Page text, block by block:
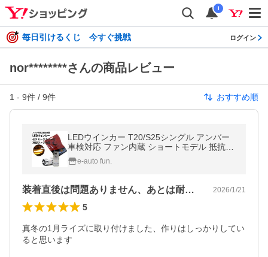
i
毎日引けるくじ 今すぐ挑戦 ログイン
nor********さんの商品レビュー
1 - 9件 / 9件 おすすめ順
LEDウインカー T20/S25シングル アンバー
車検対応 ファン内蔵 ショートモデル 抵抗・
キャンセラー内蔵 50W 3600ルーメン ステ
ルス バルブ 2本[M便 1/4]
e-auto fun.
装着直後は問題ありません、あとは耐久性 2026/1/21
5
真冬の1月ライズに取り付けました、作りはしっかりしてい
ると思います